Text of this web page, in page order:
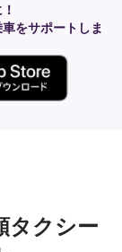
をサポートしま
タクシー